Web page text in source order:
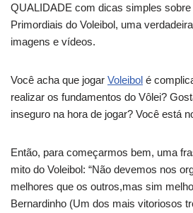
QUALIDADE com dicas simples
Primordiais do Voleibol, uma
imagens e vídeos.
Você acha que jogar Voleibol é
realizar os fundamentos do Vôlei?
inseguro na hora de jogar? Você está
Então, para começarmos bem, uma
mito do Voleibol: “Não devemos nos
melhores que os outros,mas sim
Bernardinho (Um dos mais vitoriosos